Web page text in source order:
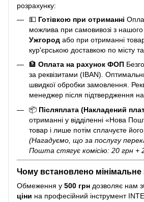
розрахунку:
💵 Готівкою при отриманні
можлива при самовивозі з нашого
Ужгород або при отриманні
кур'єрською доставкою по місту та
🏦 Оплата на рахунок ФОП
за реквізитами (IBAN).
швидкої обробки замовлення.
менеджер після підтвердження
📦 Післяплата (Накладений
отриманні у відділенні «Нова
товар і лише потім сплачуєте його
(Нагадуємо, що за послугу
Пошта стягує комісію: 20 грн +
Чому встановлено
Обмеження у 500 грн дозволяє нам
ціни на професійний інструмент